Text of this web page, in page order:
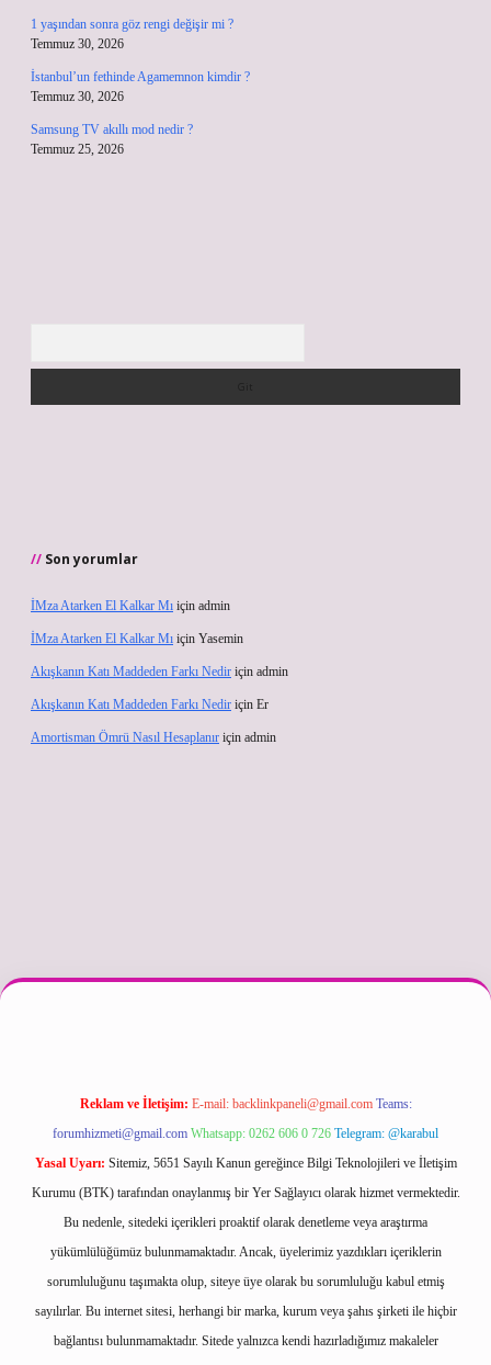
1 yaşından sonra göz rengi değişir mi ?
Temmuz 30, 2026
İstanbul’un fethinde Agamemnon kimdir ?
Temmuz 30, 2026
Samsung TV akıllı mod nedir ?
Temmuz 25, 2026
Son yorumlar
İMza Atarken El Kalkar Mı için admin
İMza Atarken El Kalkar Mı için Yasemin
Akışkanın Katı Maddeden Farkı Nedir için admin
Akışkanın Katı Maddeden Farkı Nedir için Er
Amortisman Ömrü Nasıl Hesaplanır için admin
güncel
Reklam ve İletişim: E-mail: backlinkpaneli@gmail.com Teams:
forumhizmeti@gmail.com Whatsapp: 0262 606 0 726 Telegram: @karabul
Yasal Uyarı: Sitemiz, 5651 Sayılı Kanun gereğince Bilgi Teknolojileri ve İletişim
Kurumu (BTK) tarafından onaylanmış bir Yer Sağlayıcı olarak hizmet vermektedir.
Bu nedenle, sitedeki içerikleri proaktif olarak denetleme veya araştırma
yükümlülüğümüz bulunmamaktadır. Ancak, üyelerimiz yazdıkları içeriklerin
sorumluluğunu taşımakta olup, siteye üye olarak bu sorumluluğu kabul etmiş
sayılırlar. Bu internet sitesi, herhangi bir marka, kurum veya şahıs şirketi ile hiçbir
bağlantısı bulunmamaktadır. Sitede yalnızca kendi hazırladığımız makaleler